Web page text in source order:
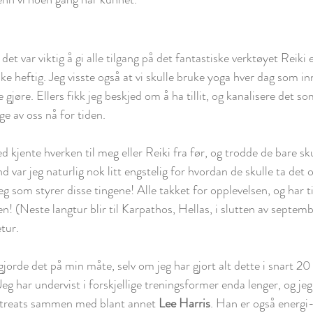
var viktig å gi alle tilgang på det fantastiske verktøyet Reiki
heftig. Jeg visste også at vi skulle bruke yoga hver dag som
gjøre. Ellers fikk jeg beskjed om å ha tillit, og kanalisere det
av oss nå for tiden.
kjente hverken til meg eller Reiki fra før, og trodde de bare
var jeg naturlig nok litt engstelig for hvordan de skulle ta
som styrer disse tingene! Alle takket for opplevelsen, og
(Neste langtur blir til Karpathos, Hellas, i slutten av
det på min måte, selv om jeg har gjort alt dette i snart
har undervist i forskjellige treningsformer enda lenger, og
sammen med blant annet Lee Harris. Han er også